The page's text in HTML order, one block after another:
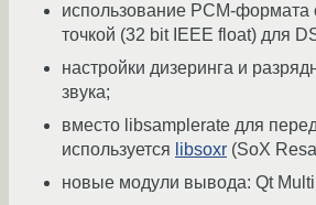
использование PCM-
точкой (32 bit IEEE float) для
настройки дизеринга и
звука;
вместо libsamplerate для
используется libsoxr (SoX
новые модули вывода: Qt